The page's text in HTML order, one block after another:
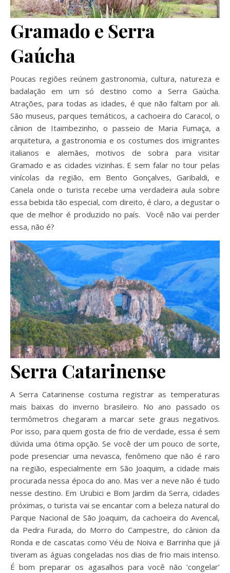
Gramado e Serra
Gaúcha
Poucas regiões reúnem gastronomia, cultura, natureza e
badalação em um só destino como a Serra Gaúcha.
Atrações, para todas as idades, é que não faltam por ali.
São museus, parques temáticos, a cachoeira do Caracol, o
cânion de Itaimbezinho, o passeio de Maria Fumaça, a
arquitetura, a gastronomia e os costumes dos imigrantes
italianos e alemães, motivos de sobra para visitar
Gramado e as cidades vizinhas. E sem falar no tour pelas
vinícolas da região, em Bento Gonçalves, Garibaldi, e
Canela onde o turista recebe uma verdadeira aula sobre
essa bebida tão especial, com direito, é claro, a degustar o
que de melhor é produzido no país. Você não vai perder
essa, não é?
Serra Catarinense
A Serra Catarinense costuma registrar as temperaturas
mais baixas do inverno brasileiro. No ano passado os
termômetros chegaram a marcar sete graus negativos.
Por isso, para quem gosta de frio de verdade, essa é sem
dúvida uma ótima opção. Se você der um pouco de sorte,
pode presenciar uma nevasca, fenômeno que não é raro
na região, especialmente em São Joaquim, a cidade mais
procurada nessa época do ano. Mas ver a neve não é tudo
nesse destino. Em Urubici e Bom Jardim da Serra, cidades
próximas, o turista vai se encantar com a beleza natural do
Parque Nacional de São Joaquim, da cachoeira do Avencal,
da Pedra Furada, do Morro do Campestre, do cânion da
Ronda e de cascatas como Véu de Noiva e Barrinha que já
tiveram as águas congeladas nos dias de frio mais intenso.
É bom preparar os agasalhos para você não ‘congelar’